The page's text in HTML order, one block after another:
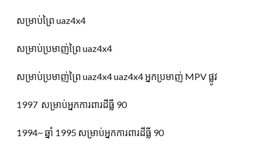
សម្រាប់ព្រៃ uaz4x4
សម្រាប់ប្រមាញ់ព្រៃ uaz4x4
សម្រាប់ប្រមាញ់ព្រៃ uaz4x4 uaz4x4 អ្នកប្រមាញ់ MPV ផ្លូវ
1997 សម្រាប់អ្នកការពារដីធ្លី 90
1994~ ឆ្នាំ 1995 សម្រាប់អ្នកការពារដីធ្លី 90